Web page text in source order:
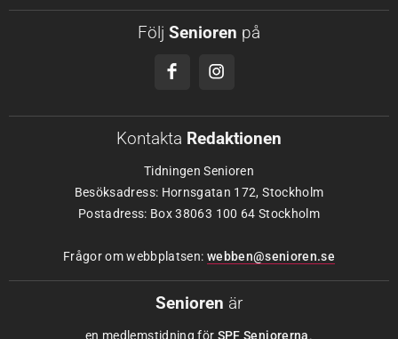
Följ Senioren på
Kontakta Redaktionen
Tidningen Senioren
Besöksadress: Hornsgatan 172, Stockholm
Postadress: Box 38063 100 64 Stockholm
Frågor om webbplatsen: webben@senioren.se
Senioren är
en medlemstidning för SPF Seniorerna.